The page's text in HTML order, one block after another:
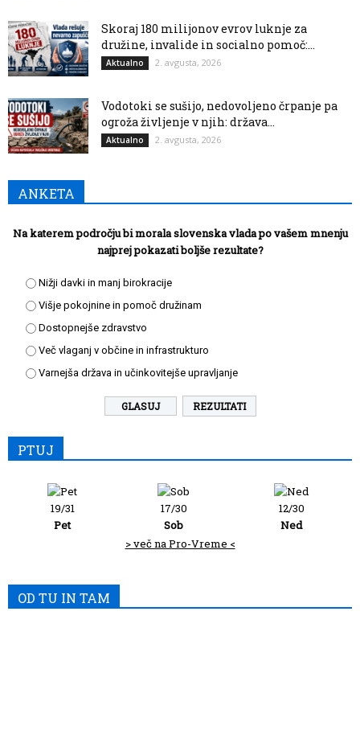
Skoraj 180 milijonov evrov luknje za
družine, invalide in socialno pomoč:...
Aktualno 2. avgusta, 2026
Vodotoki se sušijo, nedovoljeno črpanje pa
ogroža življenje v njih: država...
Aktualno 2. avgusta, 2026
ANKETA
Na katerem področju bi morala slovenska vlada po vašem mnenju
najprej pokazati boljše rezultate?
Nižji davki in manj birokracije
Višje pokojnine in pomoč družinam
Dostopnejše zdravstvo
Več vlaganj v občine in infrastrukturo
Varnejša država in učinkovitejše upravljanje
REZULTATI
PTUJ
19/31
Pet
17/30
Sob
12/30
Ned
> več na Pro-Vreme <
OD TU IN TAM